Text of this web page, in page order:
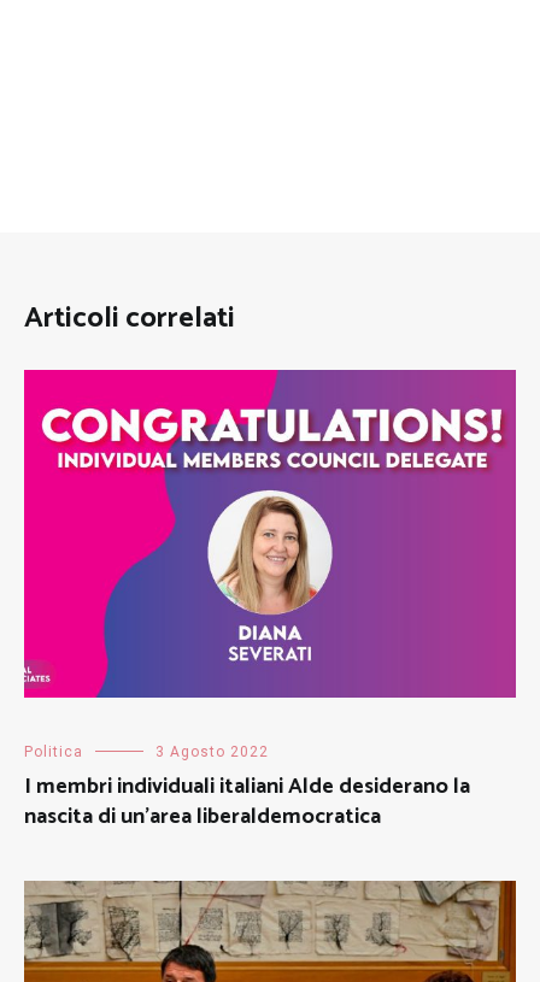
Articoli correlati
Politica 3 Agosto 2022
I membri individuali italiani Alde desiderano la
nascita di un’area liberaldemocratica